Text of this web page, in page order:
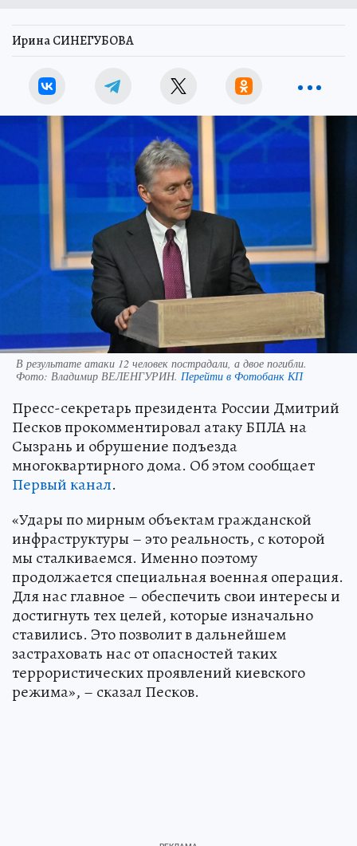
Ирина СИНЕГУБОВА
В результате атаки 12 человек пострадали, а двое погибли.
Фото: Владимир ВЕЛЕНГУРИН. Перейти в Фотобанк КП
Пресс-секретарь президента России Дмитрий
Песков прокомментировал атаку БПЛА на
Сызрань и обрушение подъезда
многоквартирного дома. Об этом сообщает
Первый канал.
«Удары по мирным объектам гражданской
инфраструктуры – это реальность, с которой
мы сталкиваемся. Именно поэтому
продолжается специальная военная операция.
Для нас главное – обеспечить свои интересы и
достигнуть тех целей, которые изначально
ставились. Это позволит в дальнейшем
застраховать нас от опасностей таких
террористических проявлений киевского
режима», – сказал Песков.